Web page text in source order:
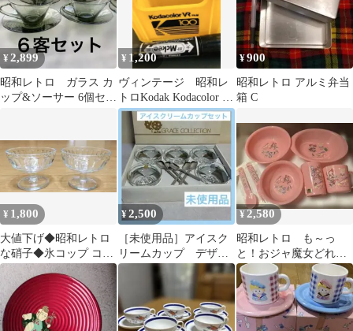
¥2,899
昭和レトロ ガラス カ
ップ&ソーサー 6個セッ
¥ 1,200
ヴィンテージ 昭和レ
トロKodak Kodacolor ミ
ニコンテナ
¥900
昭和レトロ アルミ弁当
箱 C
¥ 1,800
大値下げ◆昭和レトロ
な硝子◆氷コップ コン
ポート グラス ２個セッ
ト◆美品状態
¥2,500
［未使用品］アイスク
リームカップ デザー
トカップ スープ付き
5客セット
¥ 2,580
昭和レトロ も～っ
と！おジャ魔女どれみ
食器セット ピンク